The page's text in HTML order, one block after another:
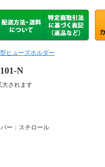
ヒューズホルダー
N
れます
バー：スチロール